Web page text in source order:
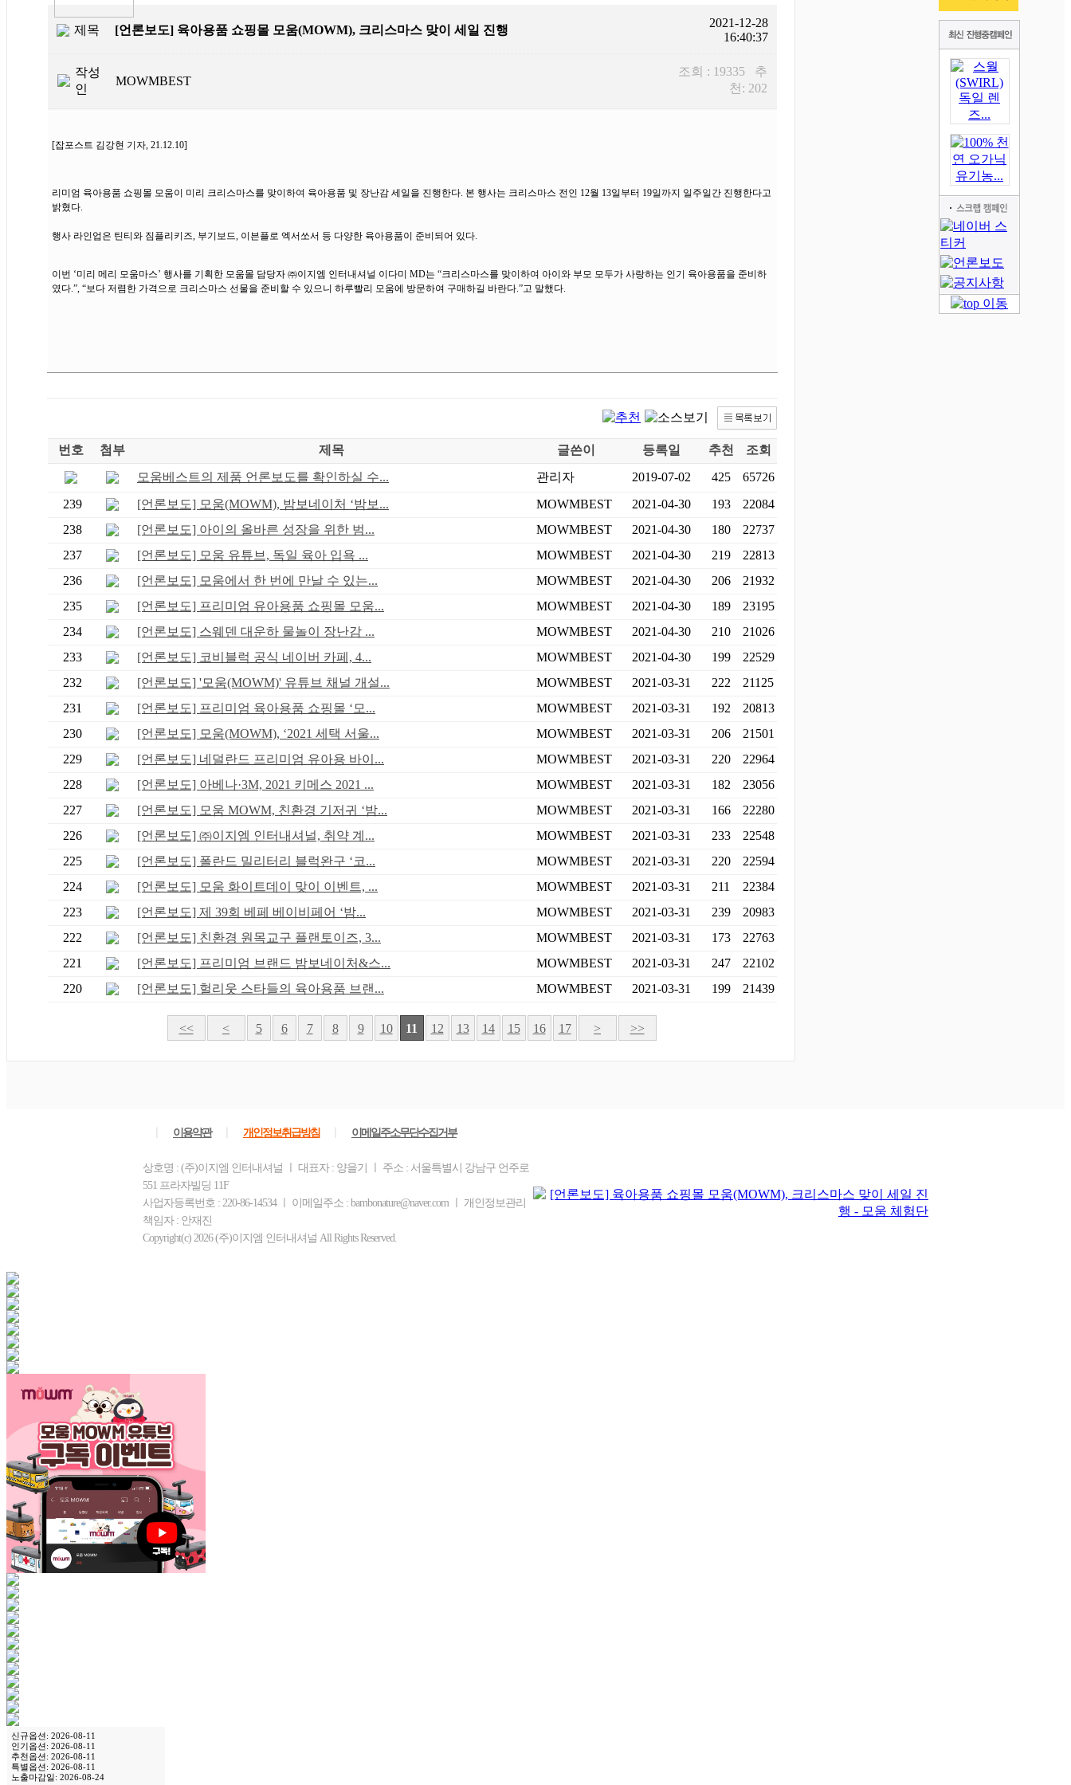
제목 [언론보도] 육아용품 쇼핑몰 모움(MOWM), 크리스마스 맞이 세일 진행
2021-12-28
16:40:37
작성
인
MOWMBEST
조회 : 19335 추
천: 202
[잡포스트 김강현 기자, 21.12.10]
리미엄 육아용품 쇼핑몰 모움이 미리 크리스마스를 맞이하여 육아용품 및 장난감 세일을 진행한다. 본 행사는 크리스마스 전인 12월 13일부터 19일까지 일주일간 진행한다고
밝혔다.
행사 라인업은 틴티와 짐플리키즈, 부기보드, 이븐플로 엑서쏘서 등 다양한 육아용품이 준비되어 있다.
이번 ‘미리 메리 모움마스’ 행사를 기획한 모움몰 담당자 ㈜이지엠 인터내셔널 이다미 MD는 “크리스마스를 맞이하여 아이와 부모 모두가 사랑하는 인기 육아용품을 준비하
였다.”, “보다 저렴한 가격으로 크리스마스 선물을 준비할 수 있으니 하루빨리 모움에 방문하여 구매하길 바란다.”고 말했다.
번호 첨부 제목 글쓴이 등록일 추천
조회
모움베스트의 제품 언론보도를 확인하실 수...
관리자 2019-07-02 425
65726
239
[언론보도] 모움(MOWM), 밤보네이처 ‘밤보... MOWMBEST 2021-04-30 193
22084
238
[언론보도] 아이의 올바른 성장을 위한 범... MOWMBEST 2021-04-30 180
22737
237
[언론보도] 모움 유튜브, 독일 육아 입욕 ... MOWMBEST 2021-04-30 219
22813
236
[언론보도] 모움에서 한 번에 만날 수 있는... MOWMBEST 2021-04-30 206
21932
235
[언론보도] 프리미엄 유아용품 쇼핑몰 모움... MOWMBEST 2021-04-30 189
23195
234
[언론보도] 스웨덴 대운하 물놀이 장난감 ... MOWMBEST 2021-04-30 210
21026
233
[언론보도] 코비블럭 공식 네이버 카페, 4... MOWMBEST 2021-04-30 199
22529
232
[언론보도] '모움(MOWM)' 유튜브 채널 개설... MOWMBEST 2021-03-31 222
21125
231
[언론보도] 프리미엄 육아용품 쇼핑몰 ‘모... MOWMBEST 2021-03-31 192
20813
230
[언론보도] 모움(MOWM), ‘2021 세택 서울... MOWMBEST 2021-03-31 206
21501
229
[언론보도] 네덜란드 프리미엄 유아용 바이... MOWMBEST 2021-03-31 220
22964
228
[언론보도] 아베나·3M, 2021 키메스 2021 ... MOWMBEST 2021-03-31 182
23056
227
[언론보도] 모움 MOWM, 친환경 기저귀 ‘밤... MOWMBEST 2021-03-31 166
22280
226
[언론보도] ㈜이지엠 인터내셔널, 취약 계... MOWMBEST 2021-03-31 233
22548
225
[언론보도] 폴란드 밀리터리 블럭완구 ‘코... MOWMBEST 2021-03-31 220
22594
224
[언론보도] 모움 화이트데이 맞이 이벤트, ... MOWMBEST 2021-03-31 211
22384
223
[언론보도] 제 39회 베페 베이비페어 ‘밤... MOWMBEST 2021-03-31 239
20983
222
[언론보도] 친환경 원목교구 플랜토이즈, 3... MOWMBEST 2021-03-31 173
22763
221
[언론보도] 프리미엄 브랜드 밤보네이처&스... MOWMBEST 2021-03-31 247
22102
220
[언론보도] 헐리웃 스타들의 육아용품 브랜... MOWMBEST 2021-03-31 199 21439
<< < 5 6 7 8 9 10 11 12 13 14 15 16 17 > >>
이용약관 개인정보취급방침 이메일주소무단수집거부
상호명 : (주)이지엠 인터내셔널 ㅣ 대표자 : 양을기 ㅣ 주소 : 서울특별시 강남구 언주로
551 프라자빌딩 11F
사업자등록번호 : 220-86-14534 ㅣ 이메일주소 : bambonature@naver.com ㅣ 개인정보관리
책임자 : 안재진
Copyright(c) 2026 (주)이지엠 인터내셔널 All Rights Reserved.
신규옵션: 2026-08-11
인기옵션: 2026-08-11
추천옵션: 2026-08-11
특별옵션: 2026-08-11
노출마감일: 2026-08-24